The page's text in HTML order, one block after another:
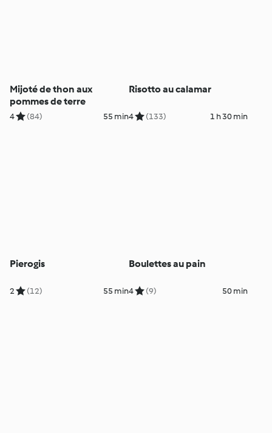
Mijoté de thon aux
pommes de terre
4 (84) 55 min
Risotto au calamar
4 (133) 1 h 30 min
Pierogis
2 (12) 55 min
Boulettes au pain
4 (9) 50 min